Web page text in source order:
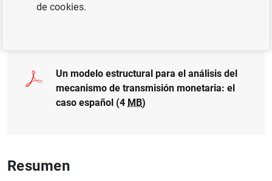
Un modelo estructural para el análisis del
mecanismo de transmisión monetaria: el
caso español (4 MB)
Resumen
de cookies.